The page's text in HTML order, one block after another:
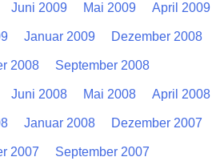
Juni 2009 Mai 2009 April 2009
Januar 2009 Dezember 2008
2008 September 2008
Juni 2008 Mai 2008 April 2008
Januar 2008 Dezember 2007
2007 September 2007